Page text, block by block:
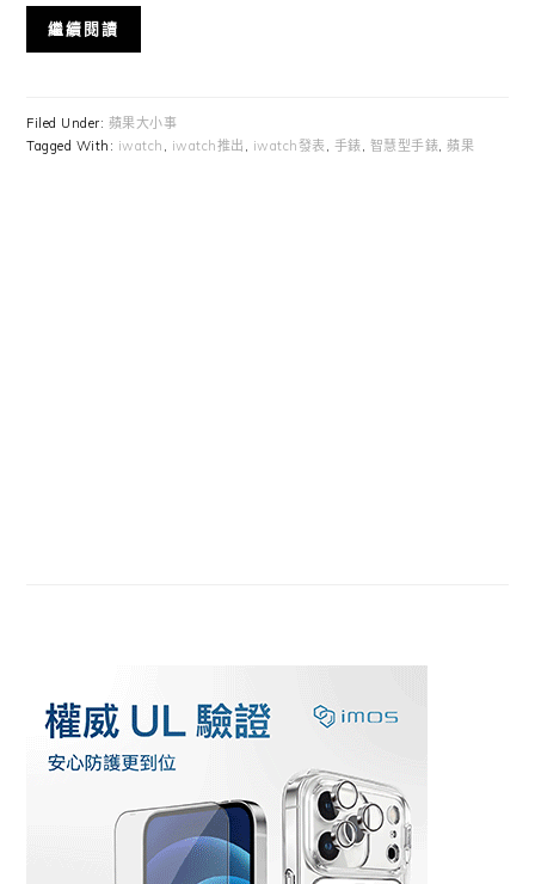
繼續閱讀
Filed Under: 蘋果大小事
Tagged With: iwatch , iwatch推出 , iwatch發表 , 手錶, 智慧型手錶,蘋果